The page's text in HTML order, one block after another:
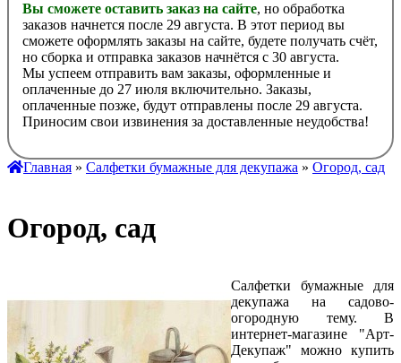
Вы сможете оставить заказ на сайте, но обработка
заказов начнется после 29 августа. В этот период вы
сможете оформлять заказы на сайте, будете получать счёт,
но сборка и отправка заказов начнётся с 30 августа.
Мы успеем отправить вам заказы, оформленные и
оплаченные до 27 июля включительно. Заказы,
оплаченные позже, будут отправлены после 29 августа.
Приносим свои извинения за доставленные неудобства!
Главная » Салфетки бумажные для декупажа » Огород, сад
Огород, сад
Салфетки бумажные для
декупажа на садово-
огородную тему. В
интернет-магазине "Арт-
Декупаж" можно купить